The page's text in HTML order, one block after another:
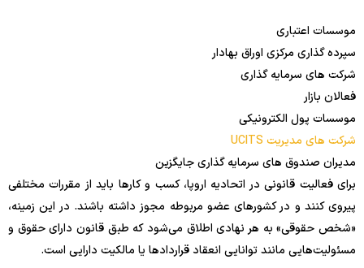
موسسات اعتباری
سپرده گذاری مرکزی اوراق بهادار
شرکت های سرمایه گذاری
فعالان بازار
موسسات پول الکترونیکی
شرکت های مدیریت UCITS
مدیران صندوق های سرمایه گذاری جایگزین
برای فعالیت قانونی در اتحادیه اروپا، کسب و کارها باید از مقررات مختلفی
پیروی کنند و در کشورهای عضو مربوطه مجوز داشته باشند. در این زمینه،
«شخص حقوقی» به هر نهادی اطلاق می‌شود که طبق قانون دارای حقوق و
مسئولیت‌هایی مانند توانایی انعقاد قراردادها یا مالکیت دارایی است.